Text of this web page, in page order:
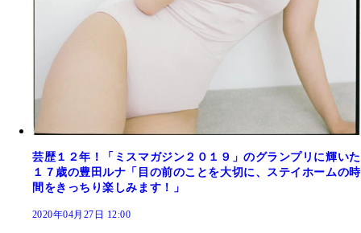
芸歴１２年！「ミスマガジン２０１９」のグランプリに輝いた
１７歳の豊田ルナ「目の前のことを大切に、ステイホームの時
間をきっちり楽しみます！」
2020年04月27日 12:00